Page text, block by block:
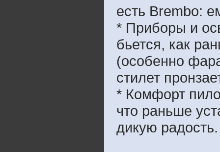
есть Brembo:
* Приборы и
бьется, как
(особенно
стилет
* Комфорт
что раньше
дикую радость.